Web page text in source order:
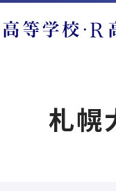
札幌